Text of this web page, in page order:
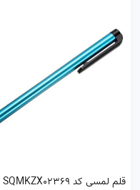
قلم لمسی کد SQMKZX02369